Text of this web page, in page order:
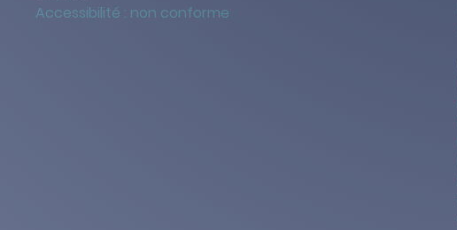
Accessibilité : non conforme